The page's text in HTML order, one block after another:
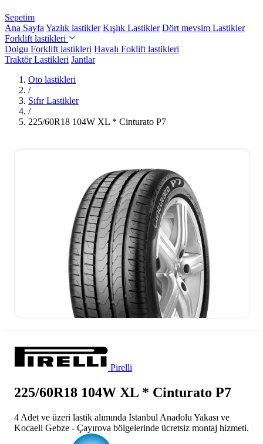
Sepetim
Ana Sayfa Yazlık lastikler Kışlık Lastikler Dört mevsim Lastikler
Forklift lastikleri
Dolgu Forklift lastikleri Havalı Foklift lastikleri
Traktör Lastikleri Jantlar
Oto lastikleri
/
Sıfır Lastikler
/
225/60R18 104W XL * Cinturato P7
Pirelli
225/60R18 104W XL * Cinturato P7
4 Adet ve üzeri lastik alımında İstanbul Anadolu Yakası ve
Kocaeli Gebze - Çayırova bölgelerinde ücretsiz montaj hizmeti.